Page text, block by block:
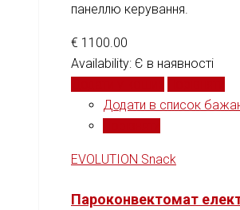
панеллю керування.
€ 1100.00
Availability: Є в наявності
Додати в список
EVOLUTION Snack
Пароконвектомат